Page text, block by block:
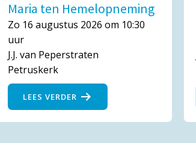
Maria ten Hemelopneming
Zo 16 augustus 2026 om 10:30
uur
J.J. van Peperstraten
Petruskerk
LEES VERDER